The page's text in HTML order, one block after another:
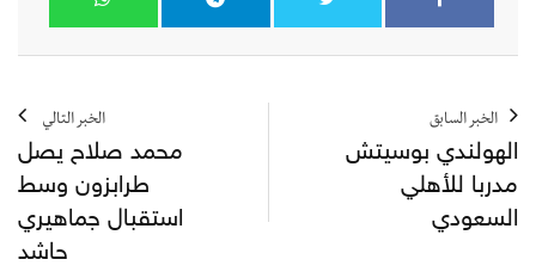
الخبر السابق
الهولندي بوسيتش
مدربا للأهلي
السعودي
الخبر التالي
محمد صلاح يصل
طرابزون وسط
استقبال جماهيري
حاشد